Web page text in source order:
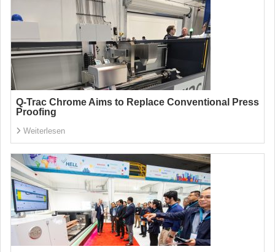
Q-Trac Chrome Aims to Replace Conventional Press
Proofing
Weiterlesen